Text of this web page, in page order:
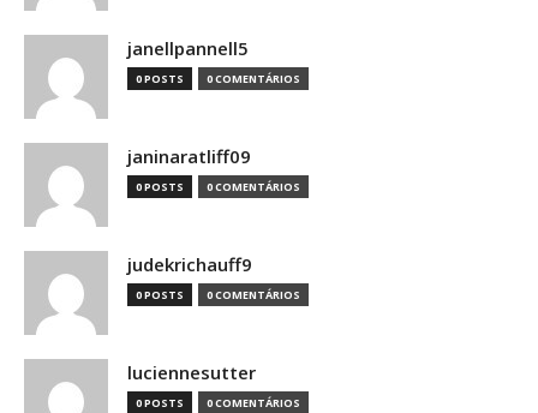
janellpannell5
0 POSTS 0 COMENTÁRIOS
janinaratliff09
0 POSTS 0 COMENTÁRIOS
judekrichauff9
0 POSTS 0 COMENTÁRIOS
luciennesutter
0 POSTS 0 COMENTÁRIOS